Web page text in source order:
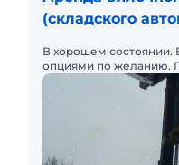
(складского
В хорошем
опциями по желанию.